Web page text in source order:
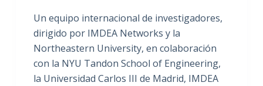
Un equipo internacional de investigadores,
dirigido por IMDEA Networks y la
Northeastern University, en colaboración
con la NYU Tandon School of Engineering,
la Universidad Carlos III de Madrid, IMDEA